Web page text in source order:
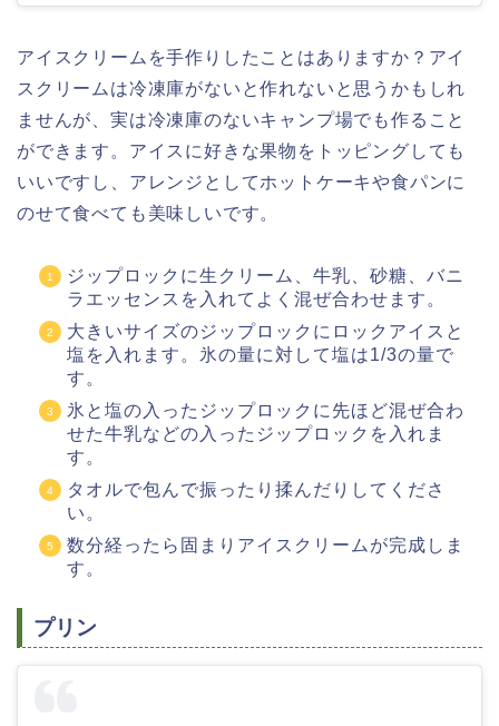
アイスクリームを手作りしたことはありますか？アイ
スクリームは冷凍庫がないと作れないと思うかもしれ
ませんが、実は冷凍庫のないキャンプ場でも作ること
ができます。アイスに好きな果物をトッピングしても
いいですし、アレンジとしてホットケーキや食パンに
のせて食べても美味しいです。
ジップロックに生クリーム、牛乳、砂糖、バニ
ラエッセンスを入れてよく混ぜ合わせます。
大きいサイズのジップロックにロックアイスと
塩を入れます。氷の量に対して塩は1/3の量で
す。
氷と塩の入ったジップロックに先ほど混ぜ合わ
せた牛乳などの入ったジップロックを入れま
す。
タオルで包んで振ったり揉んだりしてくださ
い。
数分経ったら固まりアイスクリームが完成しま
す。
プリン